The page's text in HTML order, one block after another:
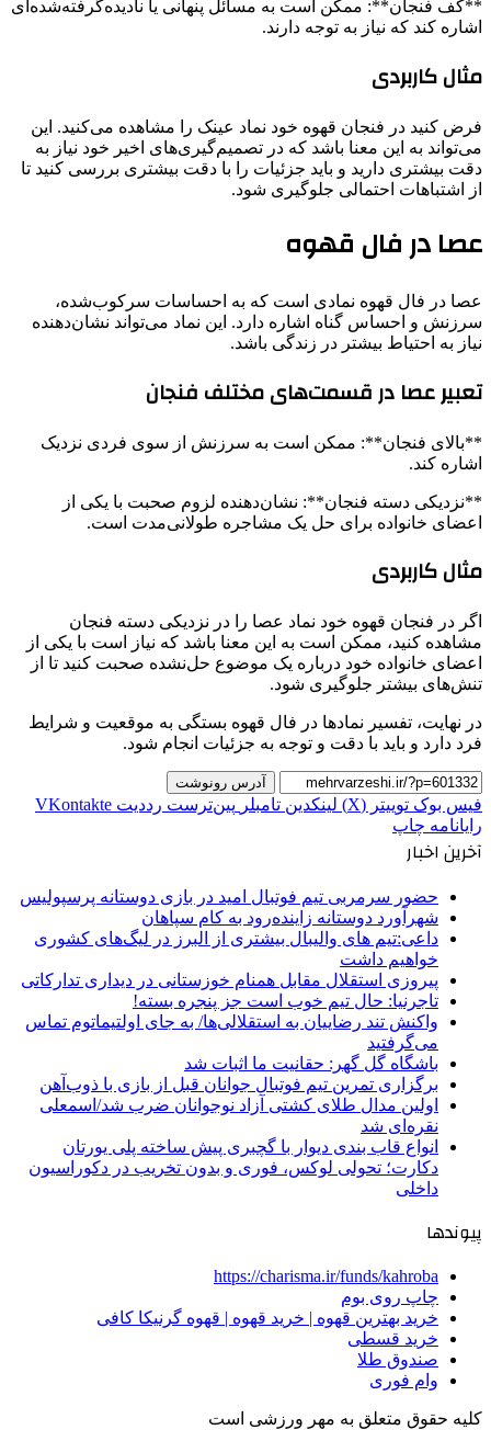
**کف فنجان**: ممکن است به مسائل پنهانی یا نادیده‌گرفته‌شده‌ای
اشاره کند که نیاز به توجه دارند.
مثال کاربردی
فرض کنید در فنجان قهوه خود نماد عینک را مشاهده می‌کنید. این
می‌تواند به این معنا باشد که در تصمیم‌گیری‌های اخیر خود نیاز به
دقت بیشتری دارید و باید جزئیات را با دقت بیشتری بررسی کنید تا
از اشتباهات احتمالی جلوگیری شود.
عصا در فال قهوه
عصا در فال قهوه نمادی است که به احساسات سرکوب‌شده،
سرزنش و احساس گناه اشاره دارد. این نماد می‌تواند نشان‌دهنده
نیاز به احتیاط بیشتر در زندگی باشد.
تعبیر عصا در قسمت‌های مختلف فنجان
**بالای فنجان**: ممکن است به سرزنش از سوی فردی نزدیک
اشاره کند.
**نزدیکی دسته فنجان**: نشان‌دهنده لزوم صحبت با یکی از
اعضای خانواده برای حل یک مشاجره طولانی‌مدت است.
مثال کاربردی
اگر در فنجان قهوه خود نماد عصا را در نزدیکی دسته فنجان
مشاهده کنید، ممکن است به این معنا باشد که نیاز است با یکی از
اعضای خانواده خود درباره یک موضوع حل‌نشده صحبت کنید تا از
تنش‌های بیشتر جلوگیری شود.
در نهایت، تفسیر نمادها در فال قهوه بستگی به موقعیت و شرایط
فرد دارد و باید با دقت و توجه به جزئیات انجام شود.
آدرس رونوشت
فیس بوک توییتر (X) لینکدین ‫تامبلر ‫پین‌ترست ‫رددیت ‫VKontakte
رایانامه چاپ
آخرین اخبار
حضور سرمربی تیم فوتبال امید در بازی دوستانه پرسپولیس
شهرآورد دوستانه زاینده‌رود به کام سپاهان
داعی:تیم های والیبال بیشتری از البرز در لیگ‌های کشوری
خواهیم داشت
پیروزی استقلال مقابل همنام خوزستانی در دیداری تدارکاتی
تاجرنیا: حال تیم خوب است جز پنجره بسته!
واکنش تند رضاییان به استقلالی‌ها/ به جای اولتیماتوم تماس
می‌گرفتید
باشگاه گل گهر: حقانیت ما اثبات شد
برگزاری تمرین تیم فوتبال جوانان قبل از بازی با ذوب‌آهن
اولین مدال طلای کشتی آزاد نوجوانان ضرب شد/اسمعلی
نقره‌ای شد
انواع قاب بندی دیوار با گچبری پیش ساخته پلی یورتان
دکارت؛ تحولی لوکس، فوری و بدون تخریب در دکوراسیون
داخلی
پیوندها
https://charisma.ir/funds/kahroba
چاپ روی بوم
خرید بهترین قهوه | خرید قهوه | قهوه گرنیکا کافی
خرید قسطی
صندوق طلا
وام فوری
کلیه حقوق متعلق به مهر ورزشی است